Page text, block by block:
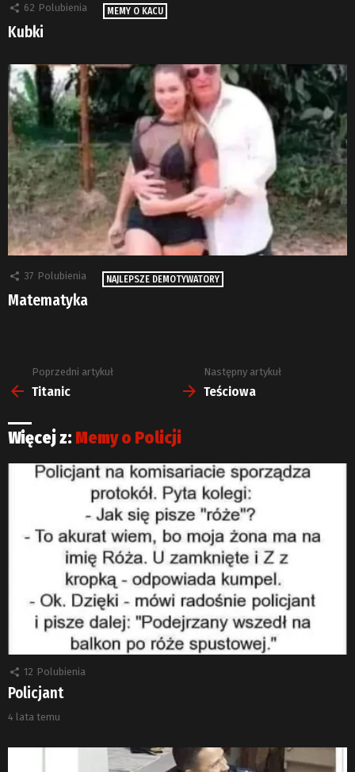
62 Polubienia MEMY O KACU
Kubki
37 Polubienia NAJLEPSZE DEMOTYWATORY
Matematyka
Zobacz
więcej
Poprzedni artykuł
Titanic
Następny artykuł
Teściowa
Więcej z: Memy o Policji
12 Polubienia
Policjant
4 lata temu